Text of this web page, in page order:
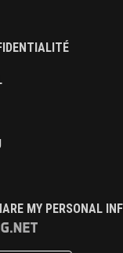
MY PERSONAL